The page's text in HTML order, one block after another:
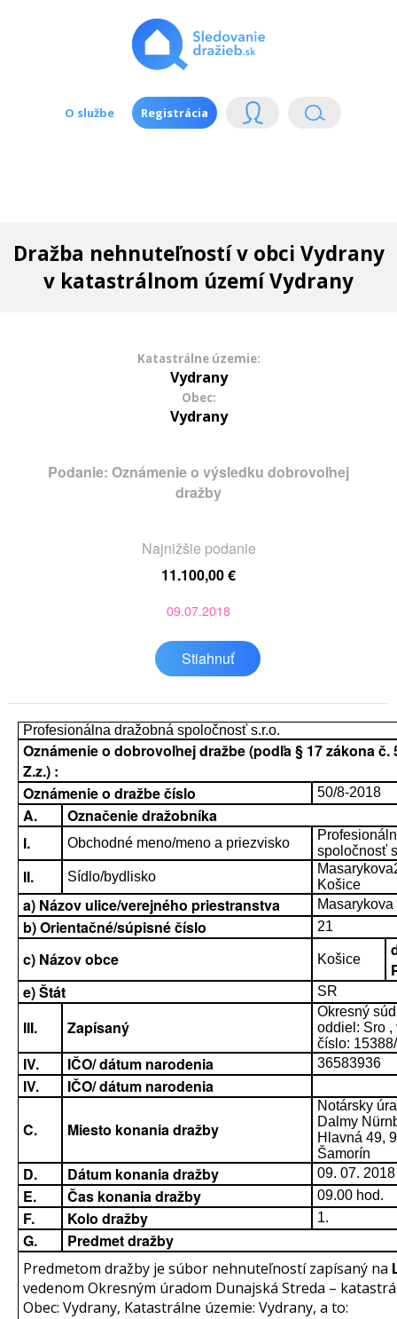
O službe Registrácia
Dražba nehnuteľností v obci Vydrany
v katastrálnom území Vydrany
Katastrálne územie:
Vydrany
Obec:
Vydrany
Podanie: Oznámenie o výsledku dobrovoľnej
dražby
Najnižšie podanie
11.100,00 €
09.07.2018
Stiahnuť
Profesionálna dražobná spoločnosť s.r.o.
Oznámenie o dobrovoľnej dražbe (podľa § 17 zákona č.
Z.z.) :
Oznámenie o dražbe číslo
50/8-2018
A.
Označenie dražobníka
I.
Obchodné meno/meno a priezvisko
spoločnosť
II. Sídlo/bydlisko
Košice
a) Názov ulice/verejného priestranstva Masarykova
b) Orientačné/súpisné číslo 21
c) Názov obce Košice
e) Štát
SR
III. Zapísaný
Okresný
oddiel: Sro ,
číslo:
IV. IČO/ dátum narodenia 36583936
IV. IČO/ dátum narodenia
C. Miesto konania dražby
Notársky
Dalmy
Hlavná 49,
Šamorín
D. Dátum konania dražby 09. 07. 2018
E. Čas konania dražby 09.00 hod.
F. Kolo dražby 1.
G. Predmet dražby
Predmetom dražby je súbor nehnuteľností zapísaný na
vedenom Okresným úradom Dunajská Streda –
Obec: Vydrany, Katastrálne územie: Vydrany, a to: